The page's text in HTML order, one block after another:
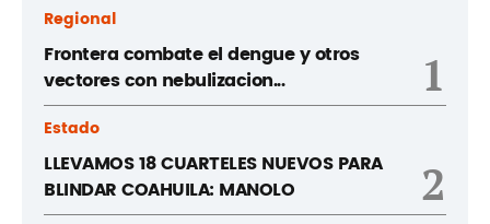
Regional
Frontera combate el dengue y otros
vectores con nebulizacion...
1
Estado
LLEVAMOS 18 CUARTELES NUEVOS PARA
BLINDAR COAHUILA: MANOLO
2